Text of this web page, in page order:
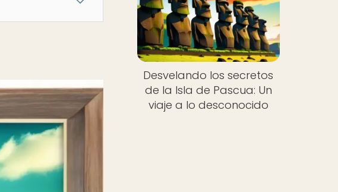
Desvelando los secretos
de la Isla de Pascua: Un
viaje a lo desconocido